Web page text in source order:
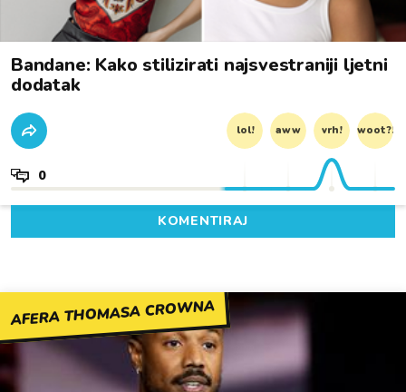
Bandane: Kako stilizirati najsvestraniji ljetni
dodatak
lol! aww vrh! woot?!
0
KOMENTIRAJ
AFERA THOMASA CROWNA